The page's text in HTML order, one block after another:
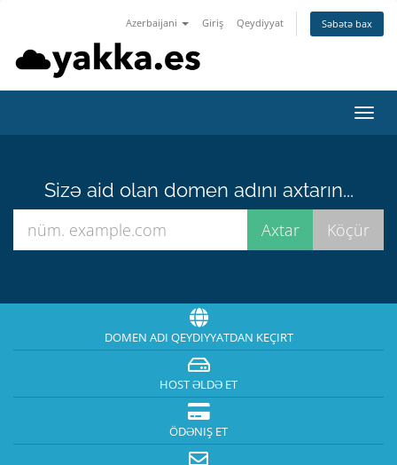
Azerbaijani Giriş Qeydiyyat Səbətə bax
keçid
Sizə aid olan domen adını axtarın...
DOMEN ADI QEYDIYYATDAN KEÇIRT
HOST ƏLDƏ ET
ÖDƏNIŞ ET